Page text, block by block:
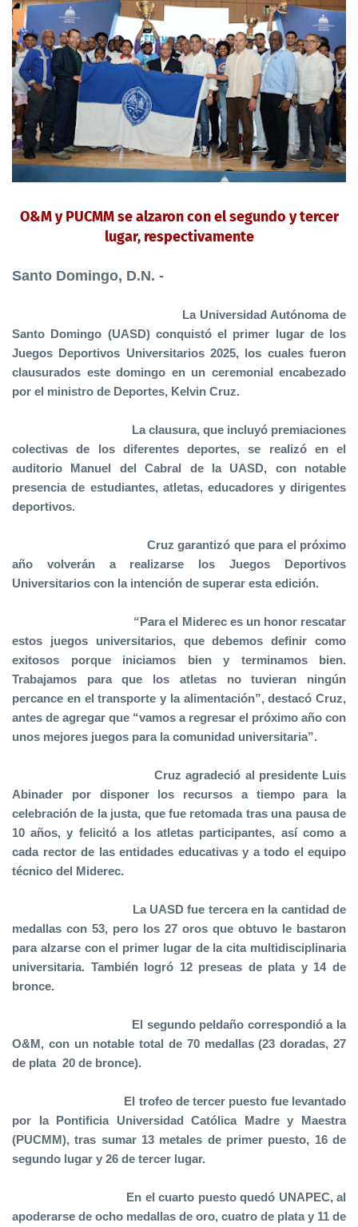
O&M y PUCMM se alzaron con el segundo y tercer
lugar, respectivamente
Santo Domingo, D.N. -
La Universidad Autónoma de
Santo Domingo (UASD) conquistó el primer lugar de los
Juegos Deportivos Universitarios 2025, los cuales fueron
clausurados este domingo en un ceremonial encabezado
por el ministro de Deportes, Kelvin Cruz.
La clausura, que incluyó premiaciones
colectivas de los diferentes deportes, se realizó en el
auditorio Manuel del Cabral de la UASD, con notable
presencia de estudiantes, atletas, educadores y dirigentes
deportivos.
Cruz garantizó que para el próximo
año volverán a realizarse los Juegos Deportivos
Universitarios con la intención de superar esta edición.
“Para el Miderec es un honor rescatar
estos juegos universitarios, que debemos definir como
exitosos porque iniciamos bien y terminamos bien.
Trabajamos para que los atletas no tuvieran ningún
percance en el transporte y la alimentación”, destacó Cruz,
antes de agregar que “vamos a regresar el próximo año con
unos mejores juegos para la comunidad universitaria”.
Cruz agradeció al presidente Luis
Abinader por disponer los recursos a tiempo para la
celebración de la justa, que fue retomada tras una pausa de
10 años, y felicitó a los atletas participantes, así como a
cada rector de las entidades educativas y a todo el equipo
técnico del Miderec.
La UASD fue tercera en la cantidad de
medallas con 53, pero los 27 oros que obtuvo le bastaron
para alzarse con el primer lugar de la cita multidisciplinaria
universitaria. También logró 12 preseas de plata y 14 de
bronce.
El segundo peldaño correspondió a la
O&M, con un notable total de 70 medallas (23 doradas, 27
de plata 20 de bronce).
El trofeo de tercer puesto fue levantado
por la Pontificia Universidad Católica Madre y Maestra
(PUCMM), tras sumar 13 metales de primer puesto, 16 de
segundo lugar y 26 de tercer lugar.
En el cuarto puesto quedó UNAPEC, al
apoderarse de ocho medallas de oro, cuatro de plata y 11 de